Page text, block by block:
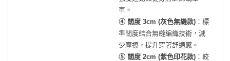
車。
④ 闊度 3cm (灰色無縫款) ：標
準闊度結合無縫編織技術，減
少摩擦，提升穿著舒適感。
⑤ 闊度 2cm (紫色印花款) ：較